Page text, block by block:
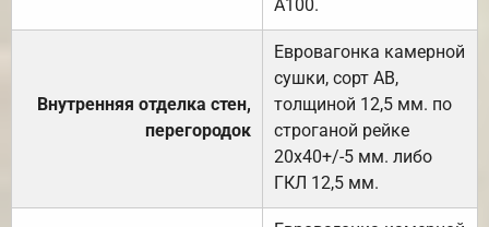
А100.
Внутренняя отделка стен,
перегородок
Евровагонка камерной
сушки, сорт АВ,
толщиной 12,5 мм. по
строганой рейке
20х40+/-5 мм. либо
ГКЛ 12,5 мм.